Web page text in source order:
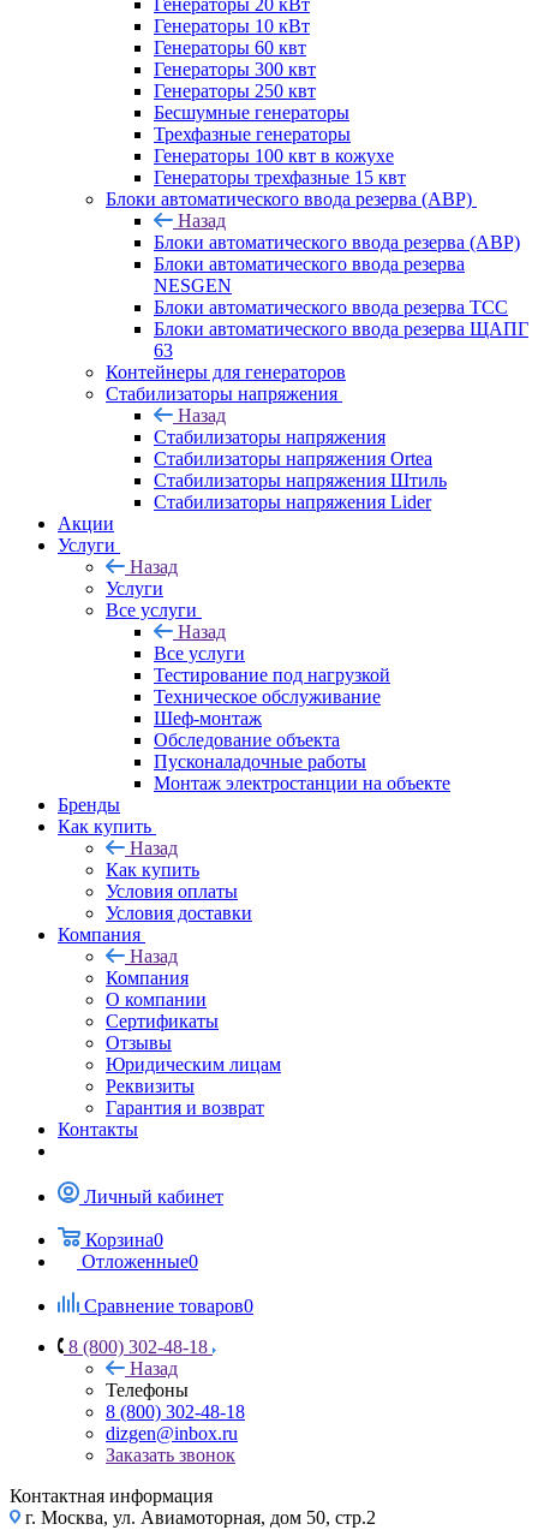
Генераторы 20 кВт
Генераторы 10 кВт
Генераторы 60 квт
Генераторы 300 квт
Генераторы 250 квт
Бесшумные генераторы
Трехфазные генераторы
Генераторы 100 квт в кожухе
Генераторы трехфазные 15 квт
Блоки автоматического ввода резерва (АВР)
Назад
Блоки автоматического ввода резерва (АВР)
Блоки автоматического ввода резерва
NESGEN
Блоки автоматического ввода резерва ТСС
Блоки автоматического ввода резерва ЩАПГ
63
Контейнеры для генераторов
Стабилизаторы напряжения
Назад
Стабилизаторы напряжения
Стабилизаторы напряжения Ortea
Стабилизаторы напряжения Штиль
Стабилизаторы напряжения Lider
Акции
Услуги
Назад
Услуги
Все услуги
Назад
Все услуги
Тестирование под нагрузкой
Техническое обслуживание
Шеф-монтаж
Обследование объекта
Пусконаладочные работы
Монтаж электростанции на объекте
Бренды
Как купить
Назад
Как купить
Условия оплаты
Условия доставки
Компания
Назад
Компания
О компании
Сертификаты
Отзывы
Юридическим лицам
Реквизиты
Гарантия и возврат
Контакты
Личный кабинет
Корзина0
Отложенные0
Сравнение товаров0
8 (800) 302-48-18
Назад
Телефоны
8 (800) 302-48-18
dizgen@inbox.ru
Заказать звонок
Контактная информация
г. Москва, ул. Авиамоторная, дом 50, стр.2